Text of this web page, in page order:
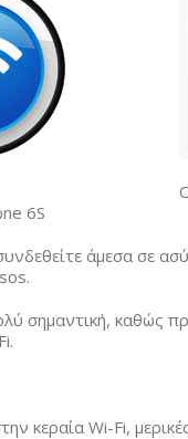
6S
άμεσα σε
σημαντική, καθώς
κεραία Wi-Fi,